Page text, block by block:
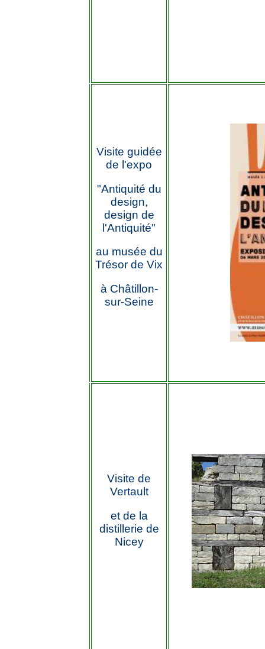
Visite guidée
de l'expo
"Antiquité du
design,
design de
l'Antiquité"
au musée du
Trésor de Vix
à Châtillon-
sur-Seine
Visite de
Vertault
et de la
distillerie de
Nicey